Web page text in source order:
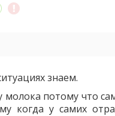
знаем.
потому что
когда у самих